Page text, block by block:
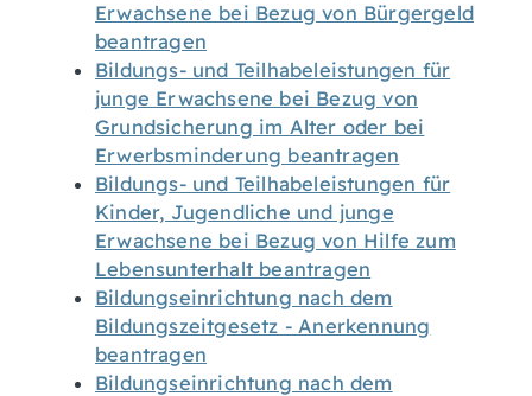
Erwachsene bei Bezug von Bürgergeld
beantragen
Bildungs- und Teilhabeleistungen für
junge Erwachsene bei Bezug von
Grundsicherung im Alter oder bei
Erwerbsminderung beantragen
Bildungs- und Teilhabeleistungen für
Kinder, Jugendliche und junge
Erwachsene bei Bezug von Hilfe zum
Lebensunterhalt beantragen
Bildungseinrichtung nach dem
Bildungszeitgesetz - Anerkennung
beantragen
Bildungseinrichtung nach dem